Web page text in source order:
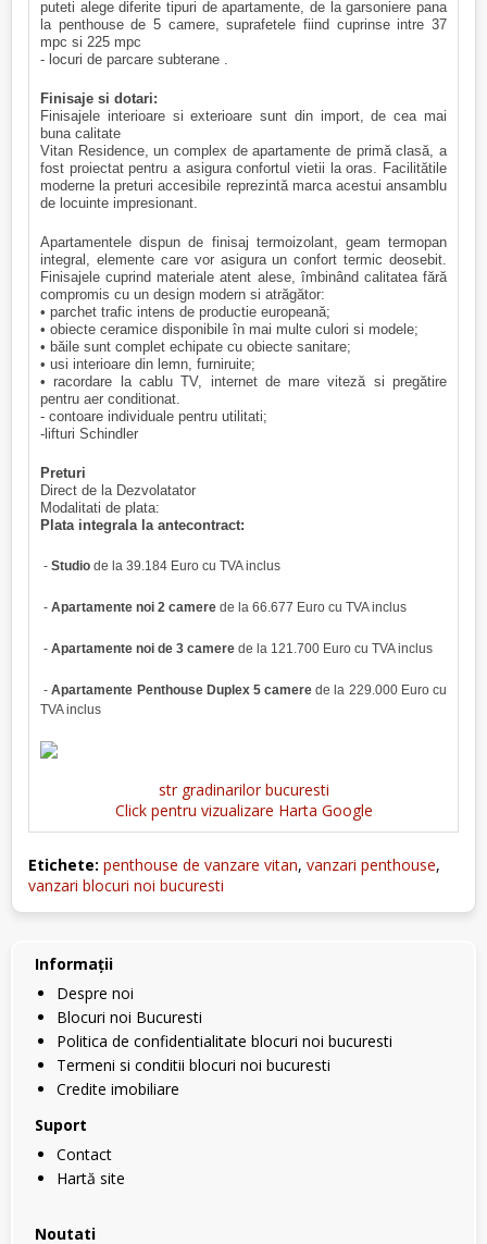
puteti alege diferite tipuri de apartamente, de la garsoniere pana
la penthouse de 5 camere, suprafetele fiind cuprinse intre 37
mpc si 225 mpc
- locuri de parcare subterane .
Finisaje si dotari:
Finisajele interioare si exterioare sunt din import, de cea mai
buna calitate
Vitan Residence, un complex de apartamente de primă clasă, a
fost proiectat pentru a asigura confortul vietii la oras. Facilitătile
moderne la preturi accesibile reprezintă marca acestui ansamblu
de locuinte impresionant.
Apartamentele dispun de finisaj termoizolant, geam termopan
integral, elemente care vor asigura un confort termic deosebit.
Finisajele cuprind materiale atent alese, îmbinând calitatea fără
compromis cu un design modern si atrăgător:
• parchet trafic intens de productie europeană;
• obiecte ceramice disponibile în mai multe culori si modele;
• băile sunt complet echipate cu obiecte sanitare;
• usi interioare din lemn, furniruite;
• racordare la cablu TV, internet de mare viteză si pregătire
pentru aer conditionat.
- contoare individuale pentru utilitati;
-lifturi Schindler
Preturi
Direct de la Dezvolatator
Modalitati de plata:
Plata integrala la antecontract:
- Studio de la 39.184 Euro cu TVA inclus
- Apartamente noi 2 camere de la 66.677 Euro cu TVA inclus
- Apartamente noi de 3 camere de la 121.700 Euro cu TVA inclus
-Apartamente Penthouse Duplex 5 camere de la 229.000 Euro cu
TVA inclus
str gradinarilor bucuresti
Click pentru vizualizare Harta Google
Etichete: penthouse de vanzare vitan, vanzari penthouse,
vanzari blocuri noi bucuresti
Informaţii
Despre noi
Blocuri noi Bucuresti
Politica de confidentialitate blocuri noi bucuresti
Termeni si conditii blocuri noi bucuresti
Credite imobiliare
Suport
Contact
Hartă site
Noutati